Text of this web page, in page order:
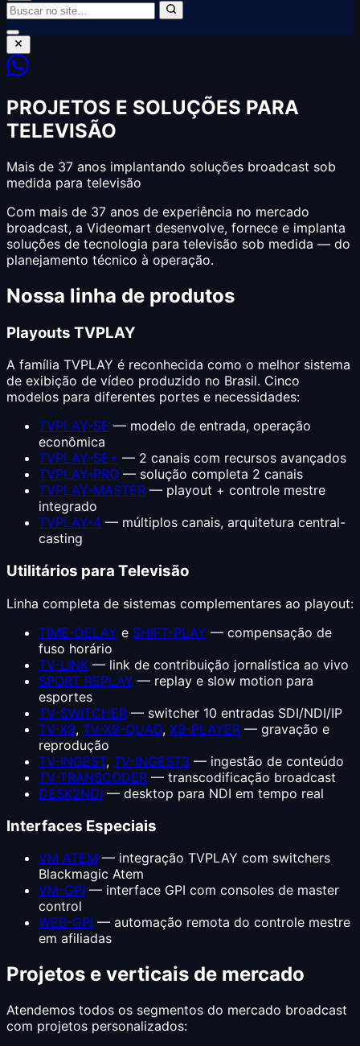
PROJETOS E SOLUÇÕES PARA
TELEVISÃO
Mais de 37 anos implantando soluções broadcast sob
medida para televisão
Com mais de 37 anos de experiência no mercado
broadcast, a Videomart desenvolve, fornece e implanta
soluções de tecnologia para televisão sob medida — do
planejamento técnico à operação.
Nossa linha de produtos
Playouts TVPLAY
A família TVPLAY é reconhecida como o melhor sistema
de exibição de vídeo produzido no Brasil. Cinco
modelos para diferentes portes e necessidades:
TVPLAY-SE — modelo de entrada, operação
econômica
TVPLAY-SE+ — 2 canais com recursos avançados
TVPLAY-PRO — solução completa 2 canais
TVPLAY-MASTER — playout + controle mestre
integrado
TVPLAY-4 — múltiplos canais, arquitetura central-
casting
Utilitários para Televisão
Linha completa de sistemas complementares ao playout:
TIME-DELAY e SHIFT-PLAY — compensação de
fuso horário
TV-LINK — link de contribuição jornalística ao vivo
SPORT REPLAY — replay e slow motion para
esportes
TV-SWITCHER — switcher 10 entradas SDI/NDI/IP
TV-X9, TV-X9-QUAD, X9-PLAYER — gravação e
reprodução
TV-INGEST, TV-INGEST3 — ingestão de conteúdo
TV-TRANSCODER — transcodificação broadcast
DESK2NDI — desktop para NDI em tempo real
Interfaces Especiais
VM ATEM — integração TVPLAY com switchers
Blackmagic Atem
VM-GPI — interface GPI com consoles de master
control
WEB-GPI — automação remota do controle mestre
em afiliadas
Projetos e verticais de mercado
Atendemos todos os segmentos do mercado broadcast
com projetos personalizados: